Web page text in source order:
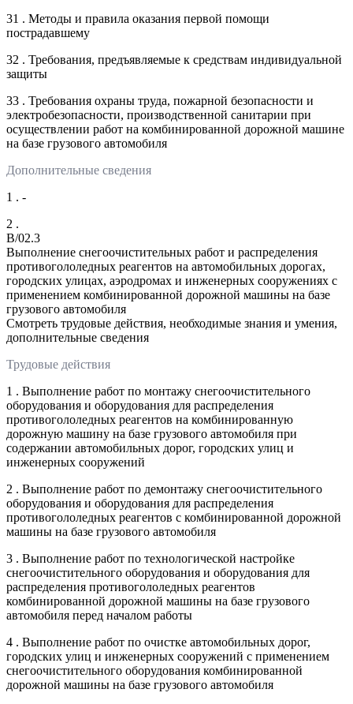
31 . Методы и правила оказания первой помощи
пострадавшему
32 . Требования, предъявляемые к средствам индивидуальной
защиты
33 . Требования охраны труда, пожарной безопасности и
электробезопасности, производственной санитарии при
осуществлении работ на комбинированной дорожной машине
на базе грузового автомобиля
Дополнительные сведения
1 . -
2 .
B/02.3
Выполнение снегоочистительных работ и распределения
противогололедных реагентов на автомобильных дорогах,
городских улицах, аэродромах и инженерных сооружениях с
применением комбинированной дорожной машины на базе
грузового автомобиля
Смотреть трудовые действия, необходимые знания и умения,
дополнительные сведения
Трудовые действия
1 . Выполнение работ по монтажу снегоочистительного
оборудования и оборудования для распределения
противогололедных реагентов на комбинированную
дорожную машину на базе грузового автомобиля при
содержании автомобильных дорог, городских улиц и
инженерных сооружений
2 . Выполнение работ по демонтажу снегоочистительного
оборудования и оборудования для распределения
противогололедных реагентов с комбинированной дорожной
машины на базе грузового автомобиля
3 . Выполнение работ по технологической настройке
снегоочистительного оборудования и оборудования для
распределения противогололедных реагентов
комбинированной дорожной машины на базе грузового
автомобиля перед началом работы
4 . Выполнение работ по очистке автомобильных дорог,
городских улиц и инженерных сооружений с применением
снегоочистительного оборудования комбинированной
дорожной машины на базе грузового автомобиля